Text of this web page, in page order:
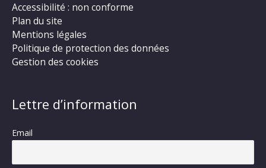
Accessibilité : non conforme
Plan du site
Mentions légales
Politique de protection des données
Gestion des cookies
Lettre d’information
Email